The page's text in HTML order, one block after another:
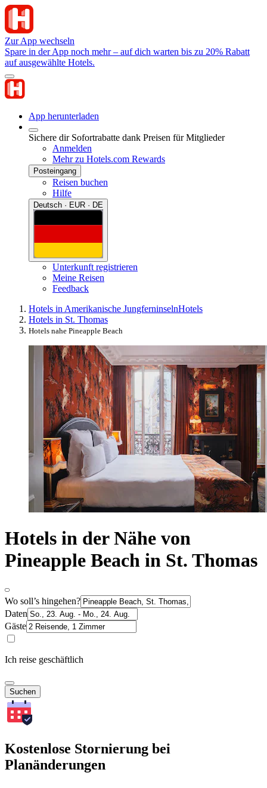
Zur App wechseln
Spare in der App noch mehr – auf dich warten bis zu 20% Rabatt
auf ausgewählte Hotels.
App herunterladen
Sichere dir Sofortrabatte dank Preisen für Mitglieder
Anmelden
Mehr zu Hotels.com Rewards
Posteingang
Reisen buchen
Hilfe
Deutsch · EUR · DE
Unterkunft registrieren
Meine Reisen
Feedback
Hotels in Amerikanische JungferninselnHotels
Hotels in St. Thomas
Hotels nahe Pineapple Beach
Hotels in der Nähe von
Pineapple Beach in St. Thomas
Wo soll’s hingehen?
Daten
Gäste
Ich reise geschäftlich
Suchen
Kostenlose Stornierung bei
Planänderungen